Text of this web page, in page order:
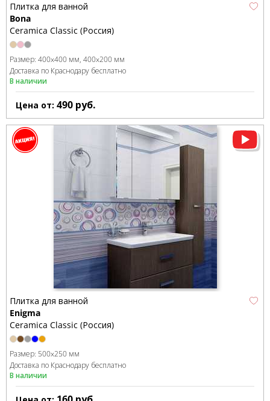
Плитка для ванной
Bona
Ceramica Classic (Россия)
Размер: 400x400 мм 400x200 мм
Доставка по Краснодару бесплатно
В наличии
Цена от: 490 руб.
Плитка для ванной
Enigma
Ceramica Classic (Россия)
Размер: 500x250 мм
Доставка по Краснодару бесплатно
В наличии